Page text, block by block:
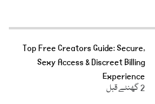
Top Free Creators Guide: Secure,
Sexy Access & Discreet Billing
Experience
2 گھنٹے قبل